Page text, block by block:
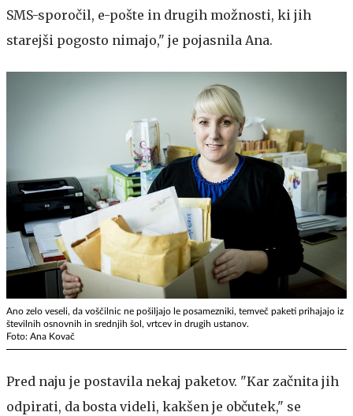
SMS-sporočil, e-pošte in drugih možnosti, ki jih
starejši pogosto nimajo," je pojasnila Ana.
Ano zelo veseli, da voščilnic ne pošiljajo le posamezniki, temveč paketi prihajajo iz
številnih osnovnih in srednjih šol, vrtcev in drugih ustanov.
Foto: Ana Kovač
Pred naju je postavila nekaj paketov. "Kar začnita jih
odpirati, da bosta videli, kakšen je občutek," se